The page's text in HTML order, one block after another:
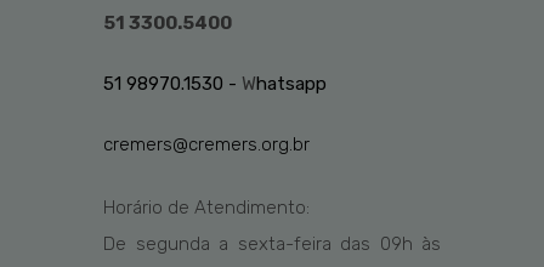
51 3300.5400
51 98970.1530 - Whatsapp
cremers@cremers.org.br
Horário de Atendimento:
De segunda a sexta-feira das 09h às